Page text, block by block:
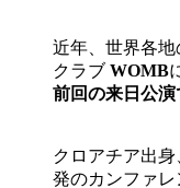
近年、世界各
クラブ WOMB
前回の来日公演
クロアチア出
発のカンファレ